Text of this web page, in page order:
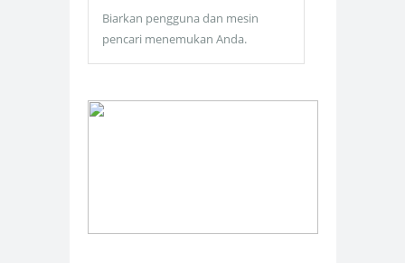
Biarkan pengguna dan mesin
pencari menemukan Anda.